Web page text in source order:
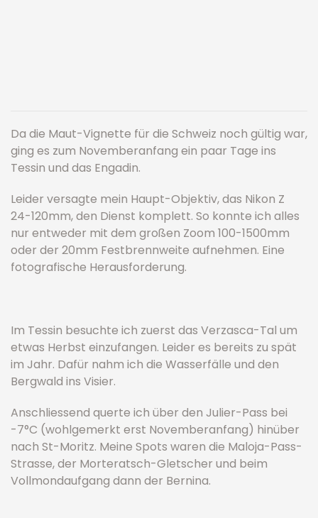
Da die Maut-Vignette für die Schweiz noch gültig war,
ging es zum Novemberanfang ein paar Tage ins
Tessin und das Engadin.
Leider versagte mein Haupt-Objektiv, das Nikon Z
24-120mm, den Dienst komplett. So konnte ich alles
nur entweder mit dem großen Zoom 100-1500mm
oder der 20mm Festbrennweite aufnehmen. Eine
fotografische Herausforderung.
Im Tessin besuchte ich zuerst das Verzasca-Tal um
etwas Herbst einzufangen. Leider es bereits zu spät
im Jahr. Dafür nahm ich die Wasserfälle und den
Bergwald ins Visier.
Anschliessend querte ich über den Julier-Pass bei
-7°C (wohlgemerkt erst Novemberanfang) hinüber
nach St-Moritz. Meine Spots waren die Maloja-Pass-
Strasse, der Morteratsch-Gletscher und beim
Vollmondaufgang dann der Bernina.